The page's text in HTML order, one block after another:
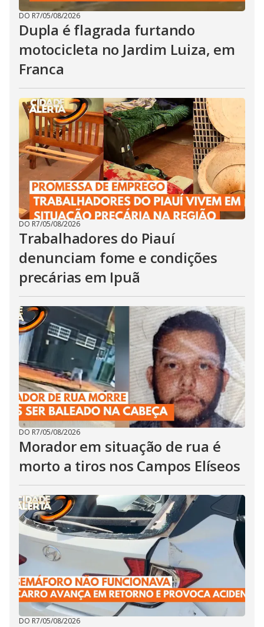
DO R7/05/08/2026
Dupla é flagrada furtando
motocicleta no Jardim Luiza, em
Franca
DO R7/05/08/2026
Trabalhadores do Piauí
denunciam fome e condições
precárias em Ipuã
DO R7/05/08/2026
Morador em situação de rua é
morto a tiros nos Campos Elíseos
DO R7/05/08/2026